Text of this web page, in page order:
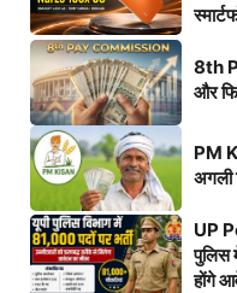
8th
और
PM
अगली
UP
पुलिस
होंगे